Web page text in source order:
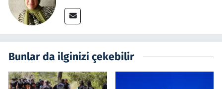
Bunlar da ilginizi çekebilir